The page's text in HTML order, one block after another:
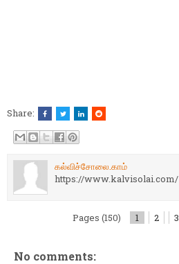
Share:
கல்விச்சோலை.காம்
https://www.kalvisolai.com/
Pages (150) 1 2 3
No comments: